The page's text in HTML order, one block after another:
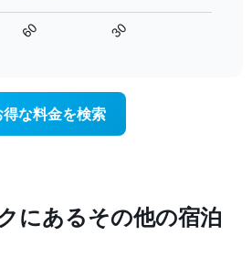
60 30
得な料金を検索
にあるその他の宿泊